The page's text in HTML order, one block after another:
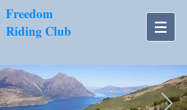
​Freedom
Riding Club